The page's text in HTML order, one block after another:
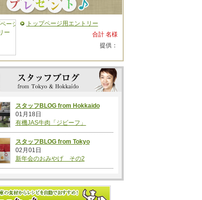
トップページ用エントリー
合計 名様
提供：
スタッフBLOG from Hokkaido
01月18日
有機JAS牛肉「ジビーフ」
スタッフBLOG from Tokyo
02月01日
新年会のおみやげ その2